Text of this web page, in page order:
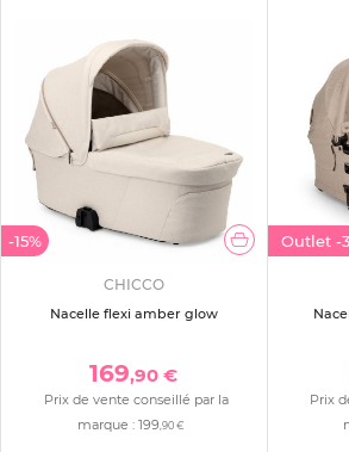
-15%
CHICCO
Nacelle flexi amber glow
169,90 €
Prix de vente conseillé par la
marque :199,90 €
Outlet -
Prix